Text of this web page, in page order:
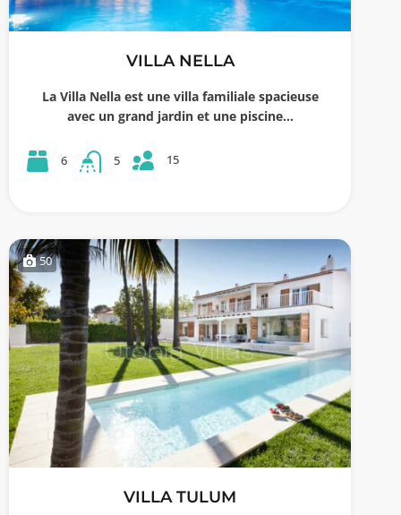
VILLA NELLA
La Villa Nella est une villa familiale spacieuse
avec un grand jardin et une piscine…
6 5 15
50
VILLA TULUM